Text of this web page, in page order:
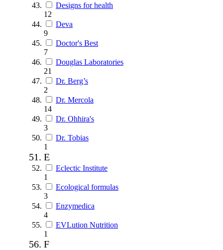
Designs for health
12
Deva
9
Doctor's Best
7
Douglas Laboratories
21
Dr. Berg’s
2
Dr. Mercola
14
Dr. Ohhira's
3
Dr. Tobias
1
E
Eclectic Institute
1
Ecological formulas
3
Enzymedica
4
EVLution Nutrition
1
F